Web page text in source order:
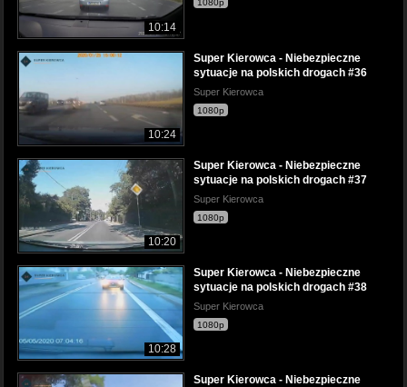
10:14
1080p
10:24
Super Kierowca - Niebezpieczne
sytuacje na polskich drogach #36
Super Kierowca
1080p
10:20
Super Kierowca - Niebezpieczne
sytuacje na polskich drogach #37
Super Kierowca
1080p
10:28
Super Kierowca - Niebezpieczne
sytuacje na polskich drogach #38
Super Kierowca
1080p
Super Kierowca - Niebezpieczne